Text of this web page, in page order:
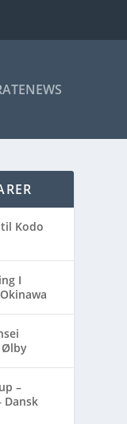
Kodo
I
Ølby
–
Dansk